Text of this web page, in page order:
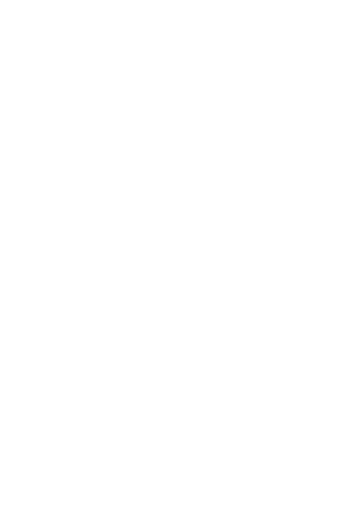
まち やつしろ」の実現のため、障が
進等に向けて取り組んでいます。
その場の状況などにより多様である
動画にまとめました。
ご覧ください。